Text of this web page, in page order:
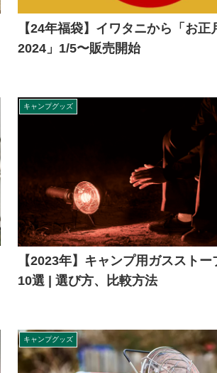
【24年福袋】イワタニから「お正
2024」1/5〜販売開始
キャンプグッズ
【2023年】キャンプ用ガススト
10選 | 選び方、比較方法
キャンプグッズ